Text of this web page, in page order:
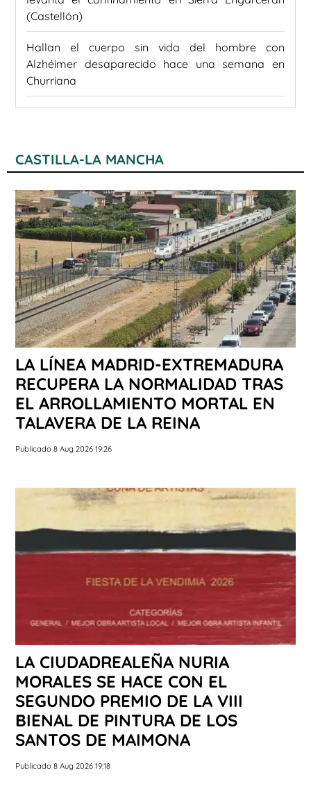
(Castellón)
Hallan el cuerpo sin vida del hombre con
Alzhéimer desaparecido hace una semana en
Churriana
CASTILLA-LA MANCHA
LA LÍNEA MADRID-EXTREMADURA
RECUPERA LA NORMALIDAD TRAS
EL ARROLLAMIENTO MORTAL EN
TALAVERA DE LA REINA
Publicado 8 Aug 2026 19:26
LA CIUDADREALEÑA NURIA
MORALES SE HACE CON EL
SEGUNDO PREMIO DE LA VIII
BIENAL DE PINTURA DE LOS
SANTOS DE MAIMONA
Publicado 8 Aug 2026 19:18